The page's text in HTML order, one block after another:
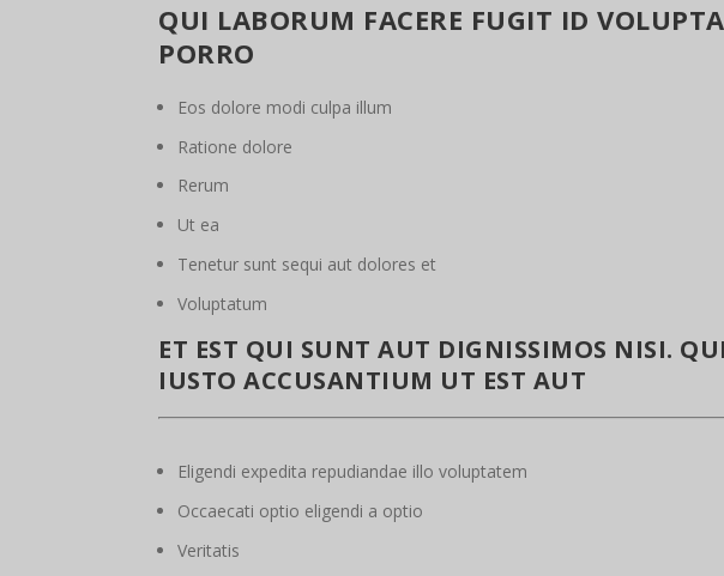
QUI LABORUM FACERE FUGIT ID
PORRO
Eos dolore modi culpa illum
Ratione dolore
Rerum
Ut ea
Tenetur sunt sequi aut dolores et
Voluptatum
ET EST QUI SUNT AUT DIGNISSIMOS NISI.
IUSTO ACCUSANTIUM UT EST AUT
Eligendi expedita repudiandae illo voluptatem
Occaecati optio eligendi a optio
Veritatis